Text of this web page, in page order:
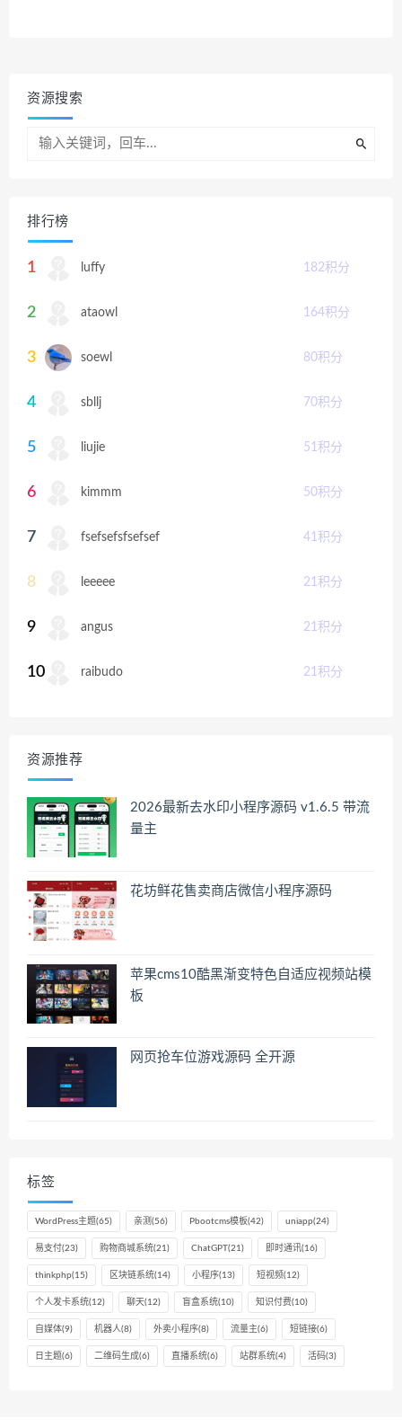
资源搜索
排行榜
1 luffy 182积分
2 ataowl 164积分
3 soewl 80积分
4 sbllj 70积分
5 liujie 51积分
6 kimmm 50积分
7 fsefsefsfsefsef 41积分
8 leeeee 21积分
9 angus 21积分
10 raibudo 21积分
资源推荐
2026最新去水印小程序源码 v1.6.5 带流
量主
花坊鲜花售卖商店微信小程序源码
苹果cms10酷黑渐变特色自适应视频站模
板
网页抢车位游戏源码 全开源
标签
WordPress主题(65) 亲测 (56) Pbootcms模板(42) uniapp(24)
易支付(23) 购物商城系统(21) ChatGPT(21) 即时通讯(16)
thinkphp(15) 区块链系统(14) 小程序(13) 短视频(12)
个人发卡系统(12) 聊天(12) 盲盒系统(10) 知识付费(10)
自媒体(9) 机器人(8) 外卖小程序(8) 流量主(6) 短链接(6)
日主题(6) 二维码生成(6) 直播系统(6) 站群系统(4) 活码(3)